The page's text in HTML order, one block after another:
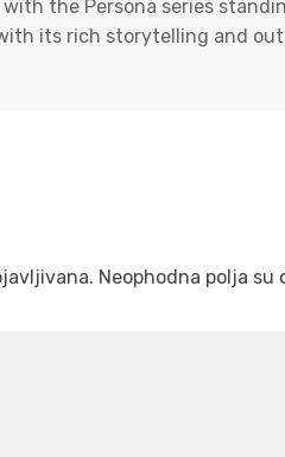
with the Persona series
its rich storytelling and
Neophodna polja su